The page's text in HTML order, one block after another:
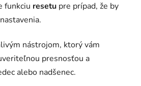
funkciu resetu pre prípad, že by
nástrojom, ktorý vám
presnosťou a
alebo nadšenec.